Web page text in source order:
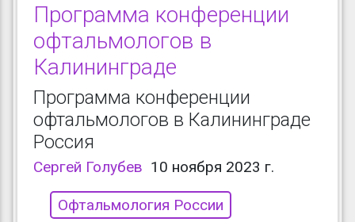
Программа конференции
офтальмологов в
Калининграде
Программа конференции
офтальмологов в Калининграде
Россия
Сергей Голубев 10 ноября 2023 г.
Офтальмология России